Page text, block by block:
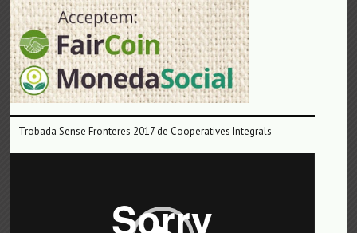
Trobada Sense Fronteres 2017 de Cooperatives Integrals